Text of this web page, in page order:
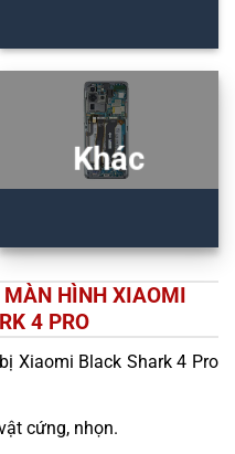
Khác
MÀN HÌNH XIAOMI
4 PRO
Xiaomi Black Shark 4 Pro
cứng, nhọn.